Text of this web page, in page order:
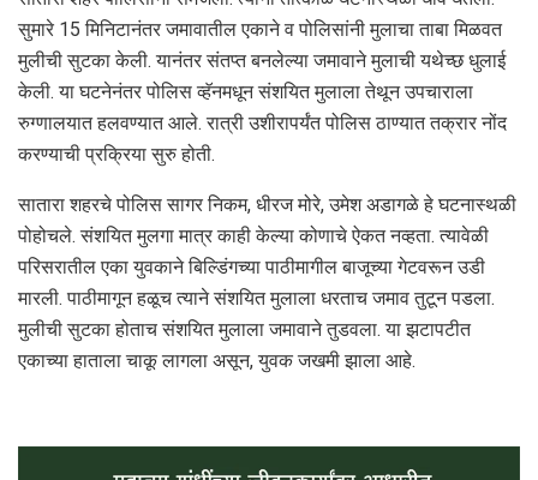
सुमारे 15 मिनिटानंतर जमावातील एकाने व पोलिसांनी मुलाचा ताबा मिळवत
मुलीची सुटका केली. यानंतर संतप्त बनलेल्या जमावाने मुलाची यथेच्छ धुलाई
केली. या घटनेनंतर पोलिस व्हॅनमधून संशयित मुलाला तेथून उपचाराला
रुग्णालयात हलवण्यात आले. रात्री उशीरापर्यंत पोलिस ठाण्यात तक्रार नोंद
करण्याची प्रक्रिया सुरु होती.
सातारा शहरचे पोलिस सागर निकम, धीरज मोरे, उमेश अडागळे हे घटनास्थळी
पोहोचले. संशयित मुलगा मात्र काही केल्या कोणाचे ऐकत नव्हता. त्यावेळी
परिसरातील एका युवकाने बिल्डिंगच्या पाठीमागील बाजूच्या गेटवरून उडी
मारली. पाठीमागून हळूच त्याने संशयित मुलाला धरताच जमाव तुटून पडला.
मुलीची सुटका होताच संशयित मुलाला जमावाने तुडवला. या झटापटीत
एकाच्या हाताला चाकू लागला असून, युवक जखमी झाला आहे.